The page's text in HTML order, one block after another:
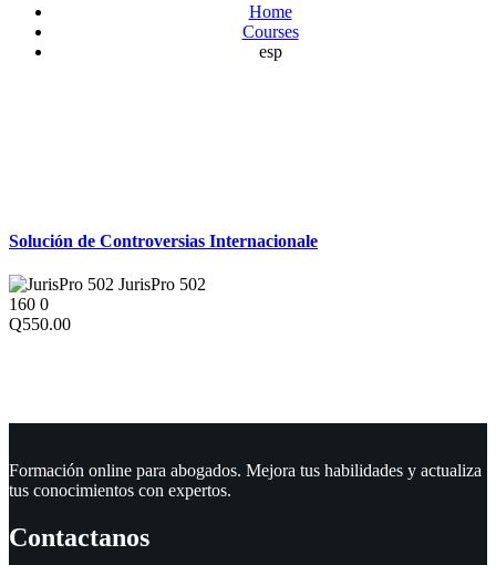
Home
Courses
esp
Solución de Controversias Internacionale
JurisPro 502
160 0
Q550.00
Formación online para abogados. Mejora tus habilidades y actualiza
tus conocimientos con expertos.
Contactanos